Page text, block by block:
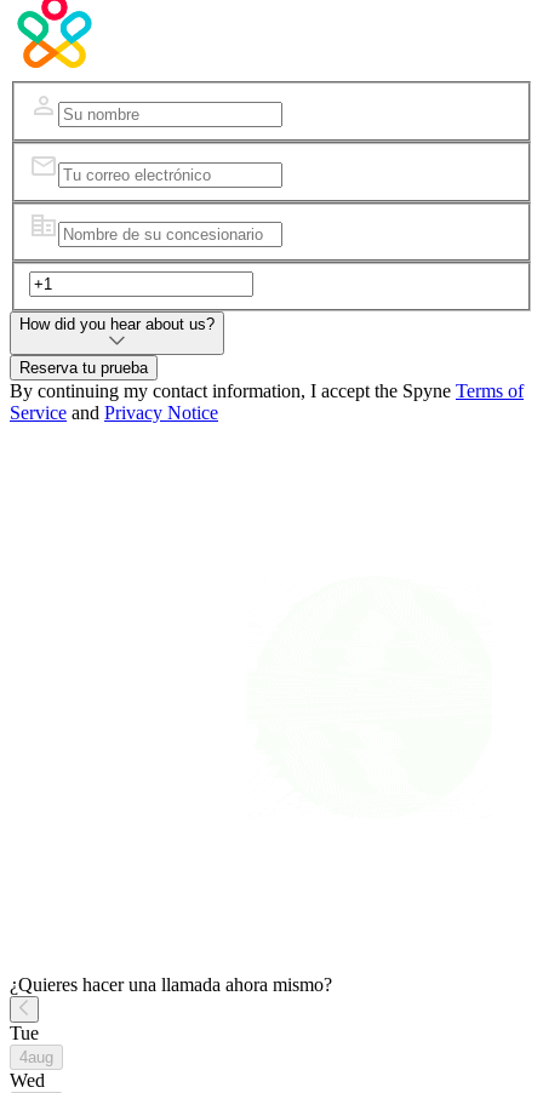
How did you hear about us?
Reserva tu prueba
By continuing my contact information, I accept the Spyne Terms of
Service and Privacy Notice
¿Quieres hacer una llamada ahora mismo?
Tue
4aug
Wed